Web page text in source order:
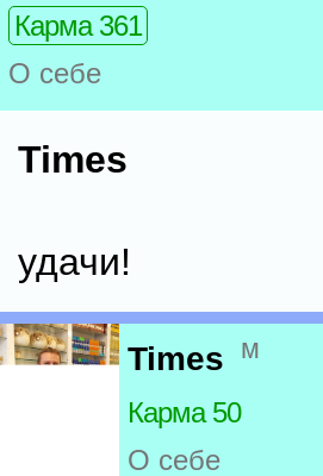
Карма 361
О себе
Times
удачи!
Times м
Карма 50
О себе